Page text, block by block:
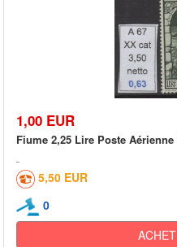
1,00 EUR
Fiume 2,25 Lire Poste
5,50 EUR
0